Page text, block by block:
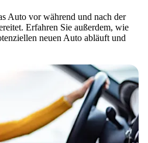
Auto vor während und nach der
Erfahren Sie außerdem, wie
neuen Auto abläuft und